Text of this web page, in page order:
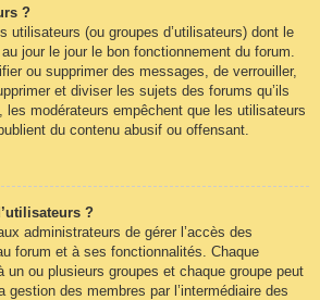
?
utilisateurs (ou groupes d’utilisateurs) dont le
jour le jour le bon fonctionnement du forum.
ou supprimer des messages, de verrouiller,
et diviser les sujets des forums qu’ils
les modérateurs empêchent que les utilisateurs
du contenu abusif ou offensant.
?
administrateurs de gérer l’accès des
forum et à ses fonctionnalités. Chaque
un ou plusieurs groupes et chaque groupe peut
des membres par l’intermédiaire des